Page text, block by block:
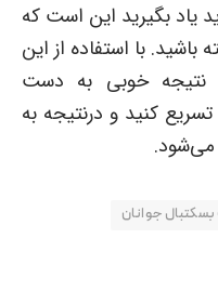
یاد بگیرید این است که
باشید. با استفاده از این
نتیجه خوبی به دست
تسریع کنید و درنتیجه به
می‌شود.
بسکتبال جوانان